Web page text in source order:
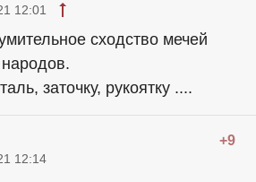
12:01
сходство мечей
заточку, рукоятку ....
+9
12:14